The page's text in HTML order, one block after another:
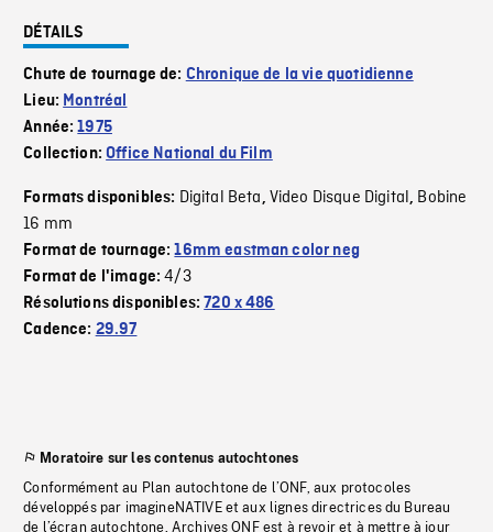
DÉTAILS
Chute de tournage de: Chronique de la vie quotidienne
Lieu: Montréal
Année:1975
Collection:Office National du Film
Formats disponibles: Digital Beta, Video Disque Digital, Bobine
16 mm
Format de tournage:16mm eastman color neg
Format de l'image:4/3
Résolutions disponibles:720 x 486
Cadence: 29.97
Moratoire sur les contenus autochtones
Conformément au Plan autochtone de l’ONF, aux protocoles
développés par imagineNATIVE et aux lignes directrices du Bureau
de l’écran autochtone, Archives ONF est à revoir et à mettre à jour